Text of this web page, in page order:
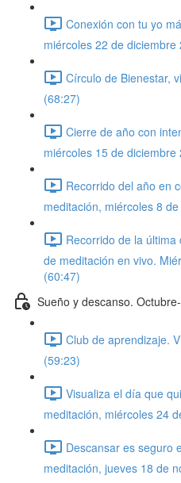
Conexión con tu yo
miércoles 22 de diciembre
Círculo de Bienestar,
(68:27)
Cierre de año con
miércoles 15 de diciembre
Recorrido del año en
meditación, miércoles 8
Recorrido de la
de meditación en vivo.
(60:47)
Sueño y descanso.
Club de aprendizaje.
(59:23)
Visualiza el día que
meditación, miércoles 24
Descansar es seguro
meditación, jueves 18 de